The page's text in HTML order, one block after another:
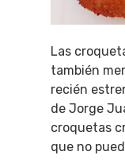
Las
también
recién
de Jorge
croquetas
que no